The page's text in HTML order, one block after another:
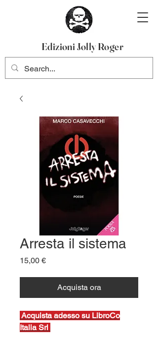
Edizioni Jolly Roger
Arresta il sistema
15,00 €Prezzo
Acquista ora
Acquista adesso su LibroCo
Italia Srl